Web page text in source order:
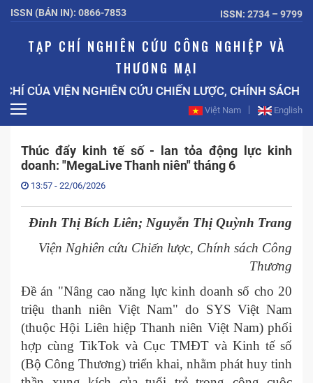
ISSN (BẢN IN): 0866-7853 ISSN: 2734 – 9799
TẠP CHÍ NGHIÊN CỨU CÔNG NGHIỆP VÀ
THƯƠNG MẠI
VIỆN NGHIÊN CỨU CHIẾN LƯỢC, CHÍNH SÁCH CÔNG
Việt Nam English
Thúc đẩy kinh tế số - lan tỏa động lực kinh
doanh: "MegaLive Thanh niên" tháng 6
13:57 - 22/06/2026
Đinh Thị Bích Liên; Nguyễn Thị Quỳnh Trang
Viện Nghiên cứu Chiến lược, Chính sách Công
Thương
Đề án "Nâng cao năng lực kinh doanh số cho 20
triệu thanh niên Việt Nam" do SYS Việt Nam
(thuộc Hội Liên hiệp Thanh niên Việt Nam) phối
hợp cùng TikTok và Cục TMĐT và Kinh tế số
(Bộ Công Thương) triển khai, nhằm phát huy tinh